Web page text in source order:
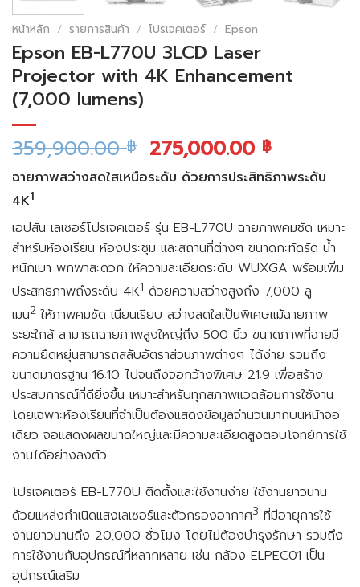
หน้าหลัก / รายการสินค้า / โปรเจคเตอร์ / Epson
Epson EB-L770U 3LCD Laser
Projector with 4K Enhancement
(7,000 lumens)
359,900.00฿ 275,000.00 ฿
ฉายภาพสว่างสดใสเหนือระดับ ด้วยการประสิทธิภาพระดับ
4K1
เอปสัน เลเซอร์โปรเจคเตอร์ รุ่น EB-L770U ฉายภาพคมชัด เหมาะ
สำหรับห้องเรียน ห้องประชุม และสถานที่ต่างๆ ขนาดกะทัดรัด น้ำ
หนักเบา พกพาสะดวก ให้ความละเอียดระดับ WUXGA พร้อมเพิ่ม
ประสิทธิภาพถึงระดับ 4K1 ด้วยความสว่างสูงถึง 7,000 ลู
เมน2 ให้ภาพคมชัด เนียนเรียบ สว่างสดใสเป็นพิเศษแม้ฉายภาพ
ระยะใกล้ สามารถฉายภาพสูงใหญ่ถึง 500 นิ้ว ขนาดภาพที่ฉายมี
ความยืดหยุ่นสามารถสลับอัตราส่วนภาพต่างๆ ได้ง่าย รวมถึง
ขนาดมาตรฐาน 16:10 ไปจนถึงจอกว้างพิเศษ 21:9 เพื่อสร้าง
ประสบการณ์ที่ดียิ่งขึ้น เหมาะสำหรับทุกสภาพแวดล้อมการใช้งาน
โดยเฉพาะห้องเรียนที่จำเป็นต้องแสดงข้อมูลจำนวนมากบนหน้าจอ
เดียว จอแสดงผลขนาดใหญ่และมีความละเอียดสูงตอบโจทย์การใช้
งานได้อย่างลงตัว
โปรเจคเตอร์ EB-L770U ติดตั้งและใช้งานง่าย ใช้งานยาวนาน
ด้วยแหล่งกำเนิดแสงเลเซอร์และตัวกรองอากาศ3 ที่มีอายุการใช้
งานยาวนานถึง 20,000 ชั่วโมง โดยไม่ต้องบำรุงรักษา รวมถึง
การใช้งานกับอุปกรณ์ที่หลากหลาย เช่น กล้อง ELPEC01 เป็น
อุปกรณ์เสริม